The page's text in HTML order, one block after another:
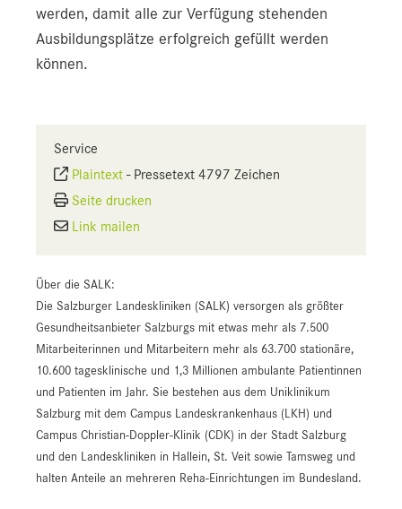
werden, damit alle zur Verfügung stehenden
Ausbildungsplätze erfolgreich gefüllt werden
können.
Service
Plaintext - Pressetext 4797 Zeichen
Seite drucken
Link mailen
Über die SALK:
Die Salzburger Landeskliniken (SALK) versorgen als größter
Gesundheitsanbieter Salzburgs mit etwas mehr als 7.500
Mitarbeiterinnen und Mitarbeitern mehr als 63.700 stationäre,
10.600 tagesklinische und 1,3 Millionen ambulante Patientinnen
und Patienten im Jahr. Sie bestehen aus dem Uniklinikum
Salzburg mit dem Campus Landeskrankenhaus (LKH) und
Campus Christian-Doppler-Klinik (CDK) in der Stadt Salzburg
und den Landeskliniken in Hallein, St. Veit sowie Tamsweg und
halten Anteile an mehreren Reha-Einrichtungen im Bundesland.